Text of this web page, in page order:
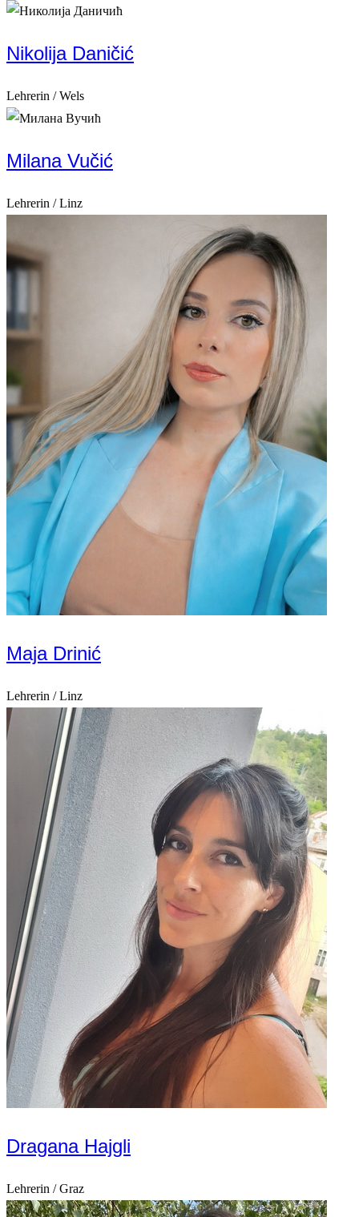
Nikolija Daničić
Lehrerin / Wels
Milana Vučić
Lehrerin / Linz
Maja Drinić
Lehrerin / Linz
Dragana Hajgli
Lehrerin / Graz